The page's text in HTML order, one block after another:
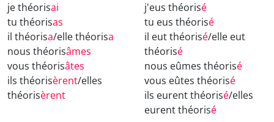
je théorisai
tu théorisas
il théorisa/elle théorisa
nous théorisâmes
vous théorisâtes
ils théorisèrent/elles
théorisèrent
j'eus théorisé
tu eus théorisé
il eut théorisé/elle eut
théorisé
nous eûmes théorisé
vous eûtes théorisé
ils eurent théorisé/elles
eurent théorisé